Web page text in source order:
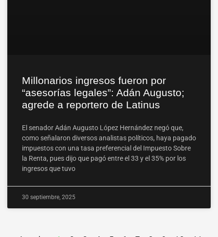
Millonarios ingresos fueron por
“asesorías legales”: Adán Augusto;
agrede a reportero de Latinus
El senador Adán Augusto López Hernández negó que,
como señalaron diversos analistas políticos, haya pagado
impuestos con una tasa preferencial del Impuesto Sobre
la Renta, pues dijo que pagó entre el 33 y el 35% por los
ingresos que tuvo
30 septiembre, 2025